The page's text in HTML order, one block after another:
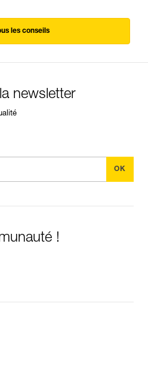
les conseils
newsletter
!